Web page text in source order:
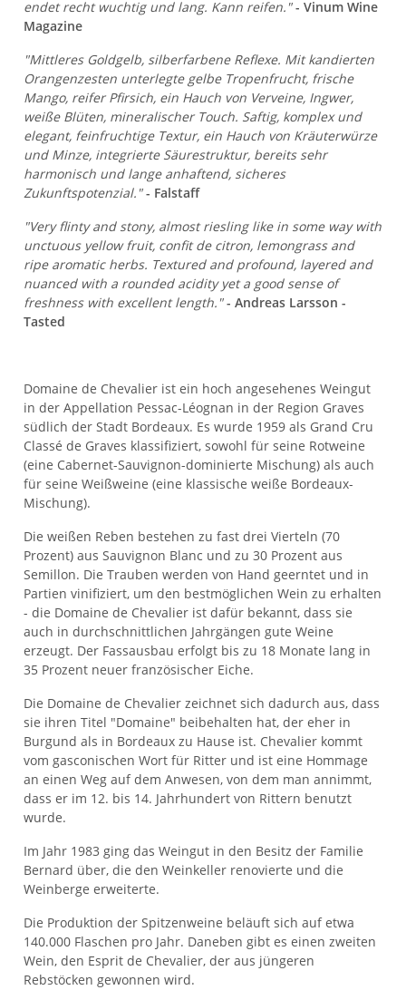
endet recht wuchtig und lang. Kann reifen."- Vinum Wine
Magazine
"Mittleres Goldgelb, silberfarbene Reflexe. Mit kandierten
Orangenzesten unterlegte gelbe Tropenfrucht, frische
Mango, reifer Pfirsich, ein Hauch von Verveine, Ingwer,
weiße Blüten, mineralischer Touch. Saftig, komplex und
elegant, feinfruchtige Textur, ein Hauch von Kräuterwürze
und Minze, integrierte Säurestruktur, bereits sehr
harmonisch und lange anhaftend, sicheres
Zukunftspotenzial." - Falstaff
"Very flinty and stony, almost riesling like in some way with
unctuous yellow fruit, confit de citron, lemongrass and
ripe aromatic herbs. Textured and profound, layered and
nuanced with a rounded acidity yet a good sense of
freshness with excellent length." - Andreas Larsson -
Tasted
Domaine de Chevalier ist ein hoch angesehenes Weingut
in der Appellation Pessac-Léognan in der Region Graves
südlich der Stadt Bordeaux. Es wurde 1959 als Grand Cru
Classé de Graves klassifiziert, sowohl für seine Rotweine
(eine Cabernet-Sauvignon-dominierte Mischung) als auch
für seine Weißweine (eine klassische weiße Bordeaux-
Mischung).
Die weißen Reben bestehen zu fast drei Vierteln (70
Prozent) aus Sauvignon Blanc und zu 30 Prozent aus
Semillon. Die Trauben werden von Hand geerntet und in
Partien vinifiziert, um den bestmöglichen Wein zu erhalten
- die Domaine de Chevalier ist dafür bekannt, dass sie
auch in durchschnittlichen Jahrgängen gute Weine
erzeugt. Der Fassausbau erfolgt bis zu 18 Monate lang in
35 Prozent neuer französischer Eiche.
Die Domaine de Chevalier zeichnet sich dadurch aus, dass
sie ihren Titel "Domaine" beibehalten hat, der eher in
Burgund als in Bordeaux zu Hause ist. Chevalier kommt
vom gasconischen Wort für Ritter und ist eine Hommage
an einen Weg auf dem Anwesen, von dem man annimmt,
dass er im 12. bis 14. Jahrhundert von Rittern benutzt
wurde.
Im Jahr 1983 ging das Weingut in den Besitz der Familie
Bernard über, die den Weinkeller renovierte und die
Weinberge erweiterte.
Die Produktion der Spitzenweine beläuft sich auf etwa
140.000 Flaschen pro Jahr. Daneben gibt es einen zweiten
Wein, den Esprit de Chevalier, der aus jüngeren
Rebstöcken gewonnen wird.